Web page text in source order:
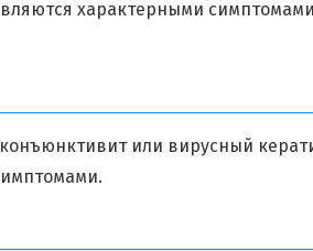
характерными
или вирусный